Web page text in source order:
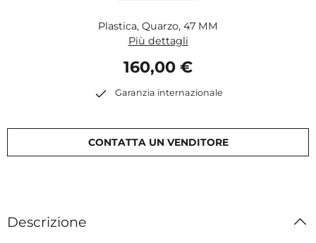
Plastica, Quarzo, 47 MM
Più dettagli
160,00 €
Garanzia internazionale
CONTATTA UN VENDITORE
Descrizione